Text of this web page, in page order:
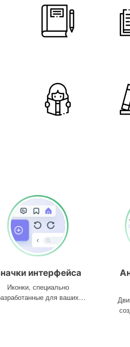
интерфейса
Иконки, специально
для ваших